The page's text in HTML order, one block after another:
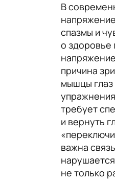
В
спазмы и
о здоровье
причина
мышцы глаз
требует
и вернуть
важна
не только